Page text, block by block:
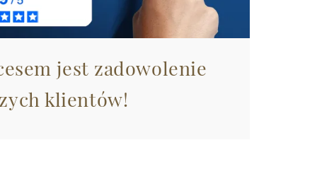
jest zadowolenie
klientów!